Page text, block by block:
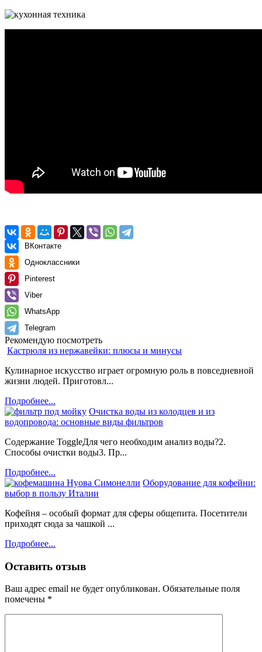
ВКонтакте
Одноклассники
Pinterest
Viber
WhatsApp
Telegram
Рекомендую посмотреть
Кастрюля из нержавейки: плюсы и минусы
Кулинарное искусство играет огромную роль в повседневной
жизни людей. Приготовл...
Подробнее...
Очистка воды из колодцев и из
водопровода: основные виды фильтров
Содержание ToggleДля чего необходим анализ воды?2.
Способы очистки воды3. Пр...
Подробнее...
Оборудование для кофейни:
выбор в пользу Италии
Кофейня – особый формат для сферы общепита. Посетители
приходят сюда за чашкой ...
Подробнее...
Оставить отзыв
Ваш адрес email не будет опубликован. Обязательные поля
помечены *